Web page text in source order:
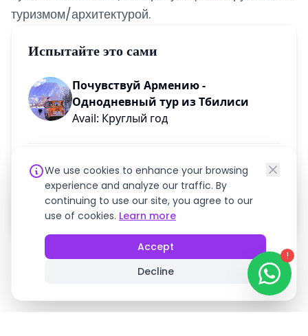
We use cookies to enhance your browsing
experience and analyze our traffic. By
continuing to use our site, you agree to our
use of cookies. Learn more
Accept
Decline
туризмом/архитектурой.
Испытайте это сами
Почувствуй Армению -
Однодневный тур из Тбилиси
Avail: Круглый год
Нужна помощь в планировании поездки?
Чат в WhatsApp
!